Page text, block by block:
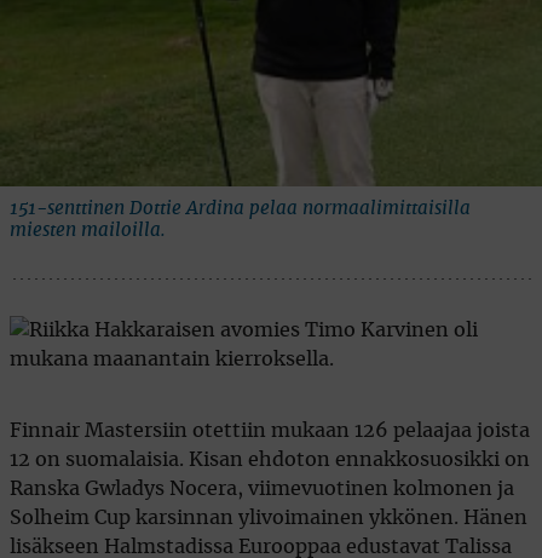
151-senttinen Dottie Ardina pelaa normaalimittaisilla
miesten mailoilla.
Finnair Mastersiin otettiin mukaan 126 pelaajaa joista
12 on suomalaisia. Kisan ehdoton ennakkosuosikki on
Ranska Gwladys Nocera, viimevuotinen kolmonen ja
Solheim Cup karsinnan ylivoimainen ykkönen. Hänen
lisäkseen Halmstadissa Eurooppaa edustavat Talissa